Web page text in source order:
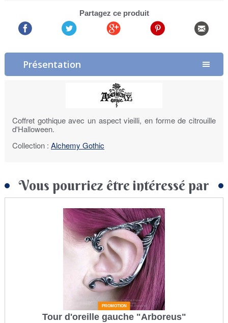
Partagez ce produit
Présentation
Coffret gothique avec un aspect vieilli, en forme de citrouille
d'Halloween.
Collection : Alchemy Gothic
Vous pourriez être intéressé par
PROMOTION
Tour d'oreille gauche "Arboreus"